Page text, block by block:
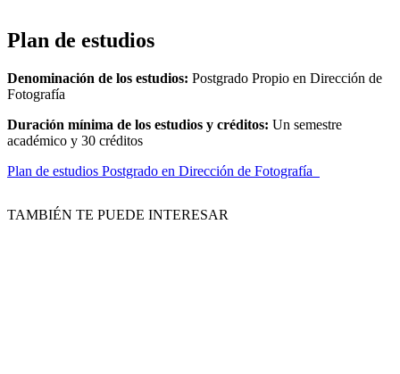
Plan de estudios
Denominación de los estudios: Postgrado Propio en Dirección de
Fotografía
Duración mínima de los estudios y créditos: Un semestre
académico y 30 créditos
Plan de estudios Postgrado en Dirección de Fotografía
TAMBIÉN TE PUEDE INTERESAR